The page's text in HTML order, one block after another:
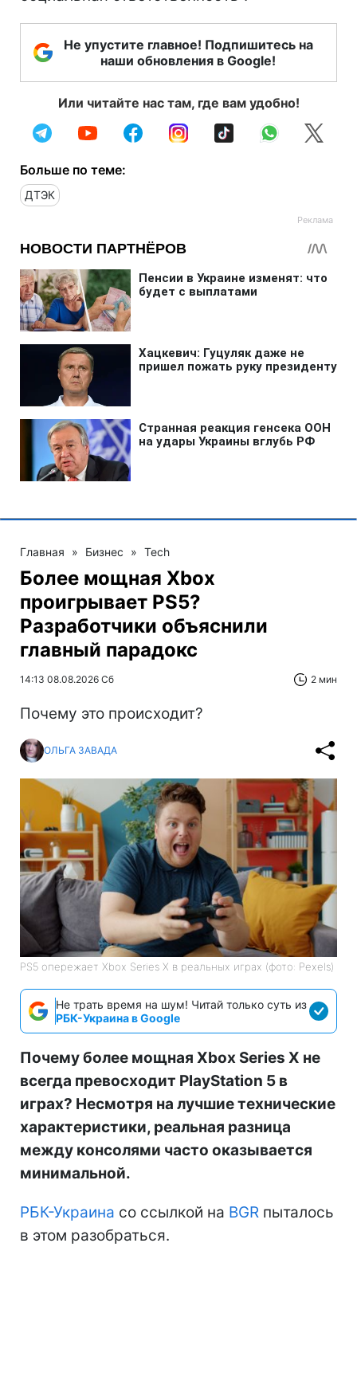
Не упустите главное! Подпишитесь на
наши обновления в Google!
Или читайте нас там, где вам удобно!
Больше по теме:
ДТЭК
Главная » Бизнес » Tech
Более мощная Xbox
проигрывает PS5?
Разработчики объяснили
главный парадокс
14:13 08.08.2026 Сб 2 мин
Почему это происходит?
ОЛЬГА ЗАВАДА
PS5 опережает Xbox Series X в реальных играх (фото: Pexels)
Не трать время на шум! Читай только суть из
РБК-Украина в Google
Почему более мощная Xbox Series X не
всегда превосходит PlayStation 5 в
играх? Несмотря на лучшие технические
характеристики, реальная разница
между консолями часто оказывается
минимальной.
РБК-Украина со ссылкой на BGR пыталось
в этом разобраться.